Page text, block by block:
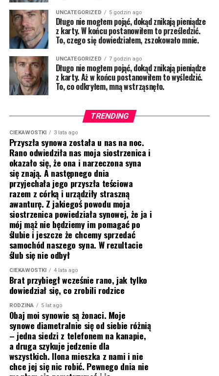
UNCATEGORIZED 5 godzin ago
Długo nie mogłem pojąć, dokąd znikają pieniądze
z karty. W końcu postanowiłem to prześledzić.
To, czego się dowiedziałem, zszokowało mnie.
UNCATEGORIZED 7 godzin ago
Długo nie mogłem pojąć, dokąd znikają pieniądze
z karty. Aż w końcu postanowiłem to wyśledzić.
To, co odkryłem, mną wstrząsnęło.
TRENDING
CIEKAWOSTKI 3 lata ago
Przyszła synowa została u nas na noc.
Rano odwiedziła nas moja siostrzenica i
okazało się, że ona i narzeczona syna
się znają. A następnego dnia
przyjechała jego przyszła teściowa
razem z córką i urządziły straszną
awanturę. Z jakiegoś powodu moja
siostrzenica powiedziała synowej, że ja i
mój mąż nie będziemy im pomagać po
ślubie i jeszcze że chcemy sprzedać
samochód naszego syna. W rezultacie
ślub się nie odbył
CIEKAWOSTKI 4 lata ago
Brat przybiegł wcześnie rano, jak tylko
dowiedział się, co zrobili rodzice
RODZINA 5 lat ago
Obaj moi synowie są żonaci. Moje
synowe diametralnie się od siebie różnią
– jedna siedzi z telefonem na kanapie,
a druga szykuje jedzenie dla
wszystkich. Ilona mieszka z nami i nie
chce jej się nic robić. Pewnego dnia nie